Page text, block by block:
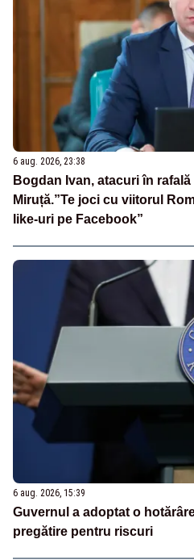
6 aug. 2026, 23:38
Bogdan Ivan, atacuri în
Miruță.”Te joci cu viitorul
like-uri pe Facebook”
6 aug. 2026, 15:39
Guvernul a adoptat o
pregătire pentru riscuri